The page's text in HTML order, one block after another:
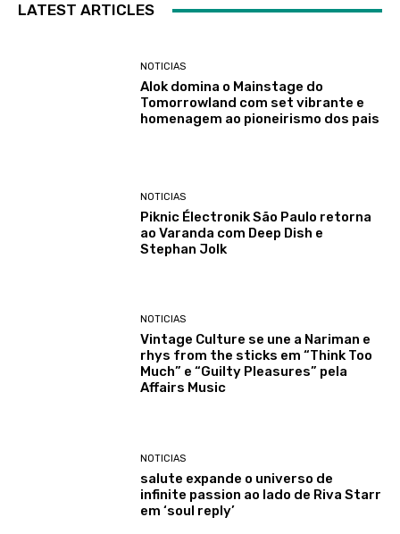
LATEST ARTICLES
NOTICIAS
Alok domina o Mainstage do
Tomorrowland com set vibrante e
homenagem ao pioneirismo dos pais
NOTICIAS
Piknic Électronik São Paulo retorna
ao Varanda com Deep Dish e
Stephan Jolk
NOTICIAS
Vintage Culture se une a Nariman e
rhys from the sticks em “Think Too
Much” e “Guilty Pleasures” pela
Affairs Music
NOTICIAS
salute expande o universo de
infinite passion ao lado de Riva Starr
em ‘soul reply’